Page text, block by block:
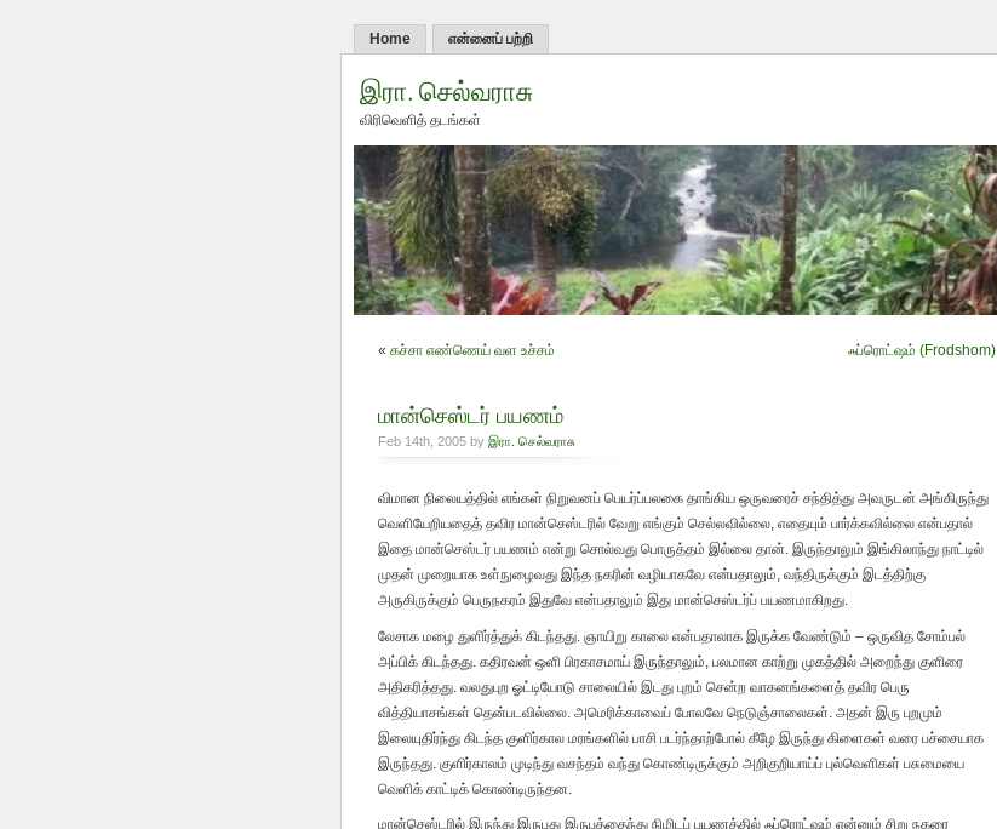
Home என்னைப் பற்றி
இரா. செல்வராசு
விரிவெளித் தடங்கள்
« கச்சா எண்ணெய் வள உச்சம் ஃப்ரொட்ஷம் (Frodshom)
மான்செஸ்டர் பயணம்
Feb 14th, 2005 by இரா. செல்வராசு
விமான நிலையத்தில் எங்கள் நிறுவனப் பெயர்ப்பலகை தாங்கிய ஒருவரைச் சந்தித்து அவருடன் அங்கிருந்து
வெளியேறியதைத் தவிர மான்செஸ்டரில் வேறு எங்கும் செல்லவில்லை, எதையும் பார்க்கவில்லை என்பதால்
இதை மான்செஸ்டர் பயணம் என்று சொல்வது பொருத்தம் இல்லை தான். இருந்தாலும் இங்கிலாந்து நாட்டில்
முதன் முறையாக உள்நுழைவது இந்த நகரின் வழியாகவே என்பதாலும், வந்திருக்கும் இடத்திற்கு
அருகிருக்கும் பெருநகரம் இதுவே என்பதாலும் இது மான்செஸ்டர்ப் பயணமாகிறது.
லேசாக மழை துளிர்த்துக் கிடந்தது. ஞாயிறு காலை என்பதாலாக இருக்க வேண்டும் – ஒருவித சோம்பல்
அப்பிக் கிடந்தது. கதிரவன் ஒளி பிரகாசமாய் இருந்தாலும், பலமான காற்று முகத்தில் அறைந்து குளிரை
அதிகரித்தது. வலதுபுற ஓட்டியோடு சாலையில் இடது புறம் சென்ற வாகனங்களைத் தவிர பெரு
வித்தியாசங்கள் தென்படவில்லை. அமெரிக்காவைப் போலவே நெடுஞ்சாலைகள். அதன் இரு புறமும்
இலையுதிர்ந்து கிடந்த குளிர்கால மரங்களில் பாசி படர்ந்தாற்போல் கீழே இருந்து கிளைகள் வரை பச்சையாக
இருந்தது. குளிர்காலம் முடிந்து வசந்தம் வந்து கொண்டிருக்கும் அறிகுறியாய்ப் புல்வெளிகள் பசுமையை
வெளிக் காட்டிக் கொண்டிருந்தன.
மான்செஸ்டரில் இருந்து இருபது இருபத்தைந்து நிமிடப் பயணத்தில் ஃப்ரொட்ஷம் என்னும் சிறு நகரை